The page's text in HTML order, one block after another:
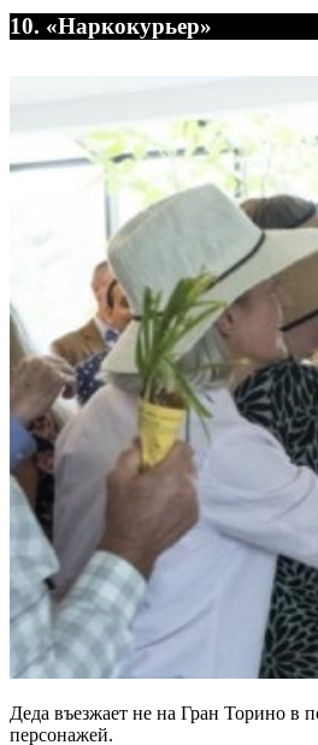
10. «Наркокурьер»
Деда въезжает не на Гран Торино в
персонажей.